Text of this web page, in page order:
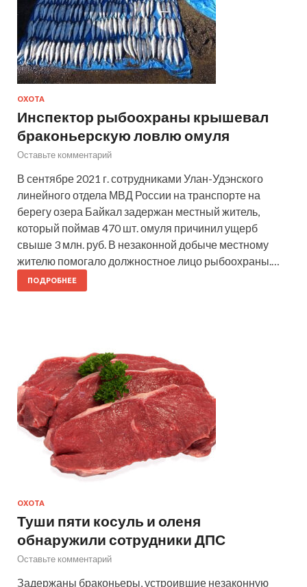
ОХОТА
Инспектор рыбоохраны крышевал
браконьерскую ловлю омуля
Оставьте комментарий
В сентябре 2021 г. сотрудниками Улан-Удэнского
линейного отдела МВД России на транспорте на
берегу озера Байкал задержан местный житель,
который поймав 470 шт. омуля причинил ущерб
свыше 3 млн. руб. В незаконной добыче местному
жителю помогало должностное лицо рыбоохраны.…
ПОДРОБНЕЕ
ОХОТА
Туши пяти косуль и оленя
обнаружили сотрудники ДПС
Оставьте комментарий
Задержаны браконьеры, устроившие незаконную